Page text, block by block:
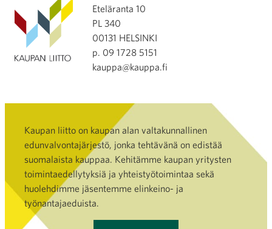
Eteläranta 10
PL 340
00131 HELSINKI
p. 09 1728 5151
kauppa@kauppa.fi
Kaupan liitto on kaupan alan valtakunnallinen
edunvalvontajärjestö, jonka tehtävänä on edistää
suomalaista kauppaa. Kehitämme kaupan yritysten
toimintaedellytyksiä ja yhteistyötoimintaa sekä
huolehdimme jäsentemme elinkeino- ja
työnantajaeduista.